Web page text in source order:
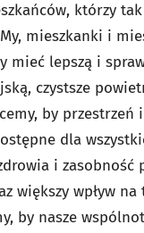
którzy
mieszkanki i
mieć lepszą i
czystsze
by przestrzeń
dla
i zasobność
większy wpływ
by nasze